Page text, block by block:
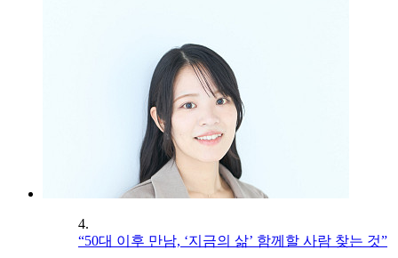
4.
“50대 이후 만남, ‘지금의 삶’ 함께할 사람 찾는 것”